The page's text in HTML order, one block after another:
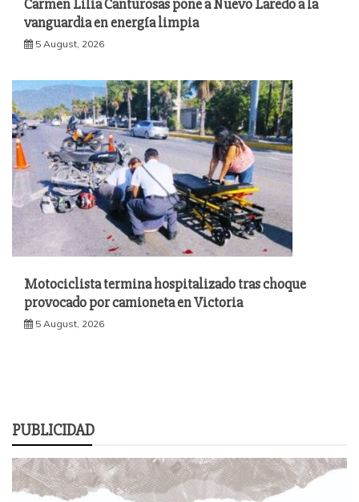
Carmen Lilia Canturosas pone a Nuevo Laredo a la
vanguardia en energía limpia
5 August, 2026
Motociclista termina hospitalizado tras choque
provocado por camioneta en Victoria
5 August, 2026
PUBLICIDAD